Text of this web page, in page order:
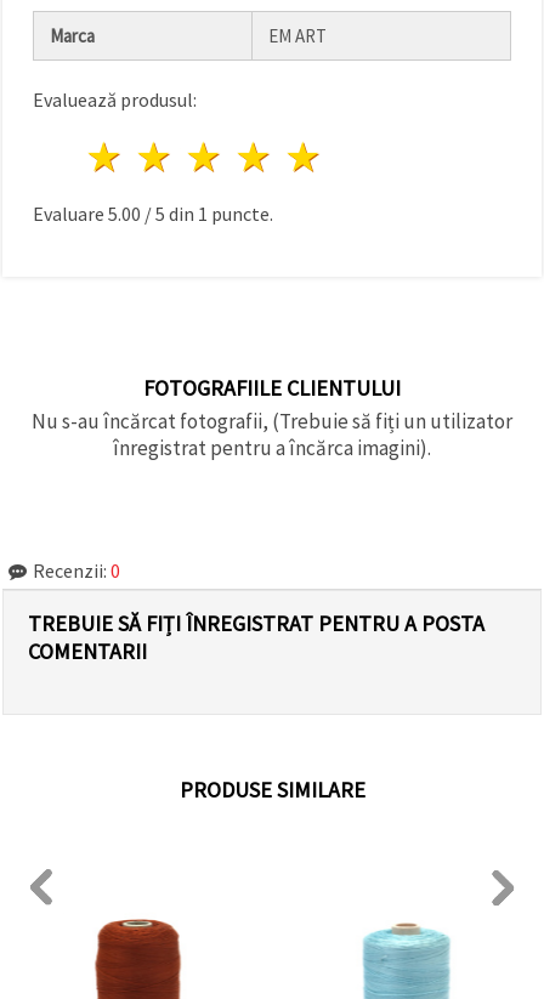
Marca EM ART
Evaluează produsul:
4 stele
3 stele
2 stele
1 stea
Evaluare 5.00 /5 din 1 puncte.
FOTOGRAFIILE CLIENTULUI
Nu s-au încărcat fotografii, (Trebuie să fiți un utilizator
înregistrat pentru a încărca imagini).
Recenzii: 0
TREBUIE SĂ FIȚI ÎNREGISTRAT PENTRU A POSTA
COMENTARII
PRODUSE SIMILARE